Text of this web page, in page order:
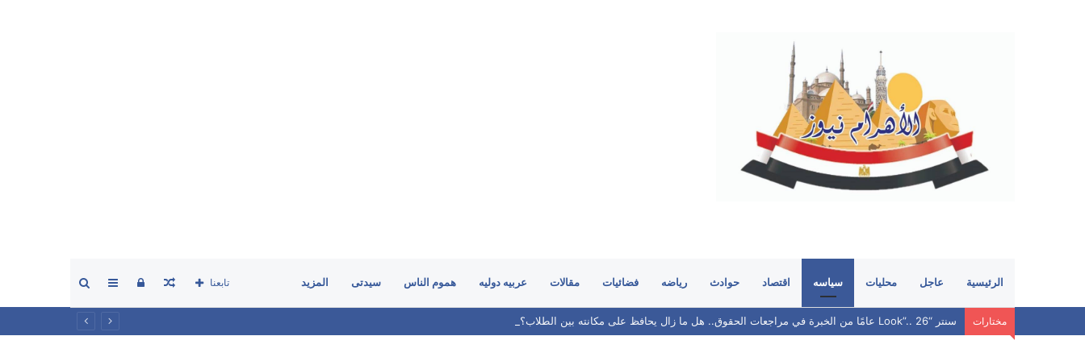
الرئيسية عاجل محليات سياسه اقتصاد حوادث رياضه فضائيات مقالات عربيه دوليه هموم الناس سيدتى المزيد بحثإضافةتسجيل مقال تابعنا
مختارات سنتر “Look”.. 26 عامًا من الخبرة في مراجعات الحقوق.. هل ما زال يحافظ على مكانته بين الطلاب؟